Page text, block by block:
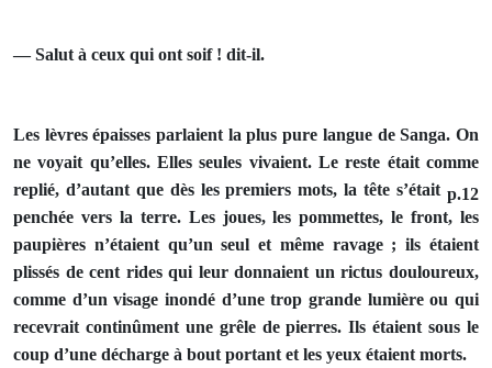
— Salut à ceux qui ont soif ! dit-il.
Les lèvres épaisses parlaient la plus pure langue de Sanga. On
ne voyait qu’elles. Elles seules vivaient. Le reste était comme
replié, d’autant que dès les premiers mots, la tête s’était p.12
penchée vers la terre. Les joues, les pommettes, le front, les
paupières n’étaient qu’un seul et même ravage ; ils étaient
plissés de cent rides qui leur donnaient un rictus douloureux,
comme d’un visage inondé d’une trop grande lumière ou qui
recevrait continûment une grêle de pierres. Ils étaient sous le
coup d’une décharge à bout portant et les yeux étaient morts.